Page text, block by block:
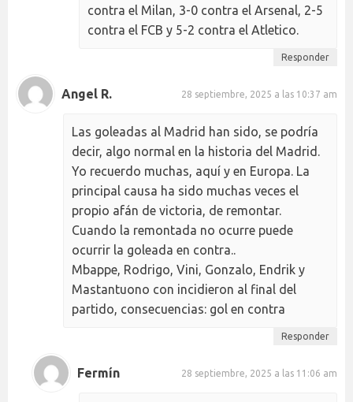
contra el Milan, 3-0 contra el Arsenal, 2-5
contra el FCB y 5-2 contra el Atletico.
Responder
Angel R. 28 septiembre, 2025 a las 10:37 am
Las goleadas al Madrid han sido, se podría
decir, algo normal en la historia del Madrid.
Yo recuerdo muchas, aquí y en Europa. La
principal causa ha sido muchas veces el
propio afán de victoria, de remontar.
Cuando la remontada no ocurre puede
ocurrir la goleada en contra..
Mbappe, Rodrigo, Vini, Gonzalo, Endrik y
Mastantuono con incidieron al final del
partido, consecuencias: gol en contra
Responder
Fermín 28 septiembre, 2025 a las 11:06 am